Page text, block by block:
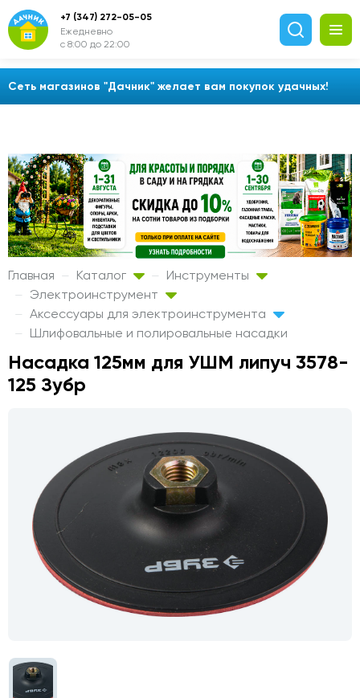
Сеть магазинов "Дачник" желает вам покупок удачных!
+7 (347) 272-05-05
Ежедневно
с 8:00 до 22:00
Главная Каталог
Инструменты
Электроинструмент
Аксессуары для электроинструмента
Шлифовальные и полировальные насадки
Насадка 125мм для УШМ липуч 3578-
125 Зубр